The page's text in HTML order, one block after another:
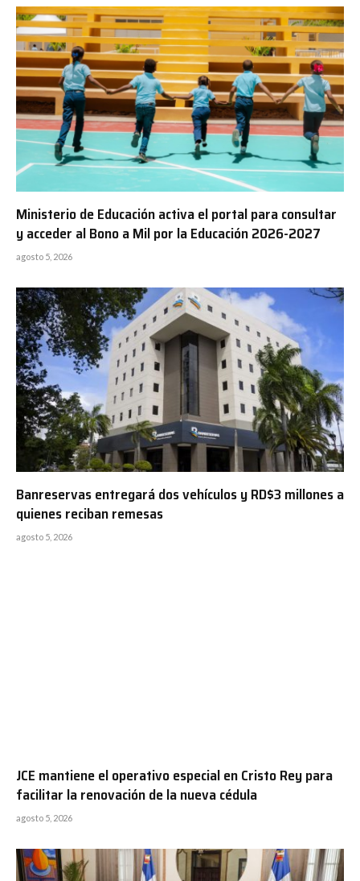
Ministerio de Educación activa el portal para consultar
y acceder al Bono a Mil por la Educación 2026-2027
agosto 5, 2026
Banreservas entregará dos vehículos y RD$3 millones a
quienes reciban remesas
agosto 5, 2026
JCE mantiene el operativo especial en Cristo Rey para
facilitar la renovación de la nueva cédula
agosto 5, 2026